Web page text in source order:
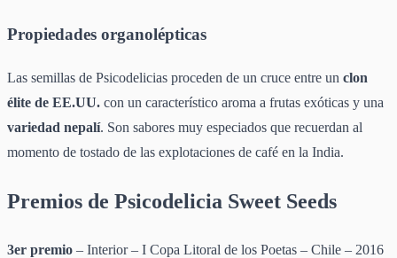
Propiedades organolépticas
Las semillas de Psicodelicias proceden de un cruce entre un clon
élite de EE.UU. con un característico aroma a frutas exóticas y una
variedad nepalí. Son sabores muy especiados que recuerdan al
momento de tostado de las explotaciones de café en la India.
Premios de Psicodelicia Sweet Seeds
3er premio – Interior – I Copa Litoral de los Poetas – Chile – 2016